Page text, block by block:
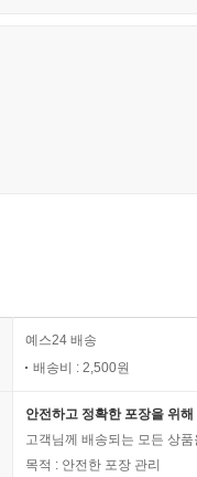
예스24 배송
배송비 : 2,500원
안전하고 정확한 포장을 위
고객님께 배송되는 모든 상
목적 : 안전한 포장 관리